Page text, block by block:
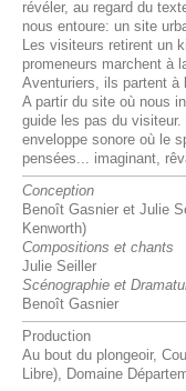
révéler, au regard du
nous entoure: un site
Les visiteurs retirent un
promeneurs marchent à
Aventuriers, ils partent à
A partir du site où nous
guide les pas du
enveloppe sonore où le
pensées... imaginant,
Conception
Benoît Gasnier et Julie
Kenworth)
Compositions et chants
Julie Seiller
Scénographie et
Benoît Gasnier
Production
Au bout du plongeoir,
Libre), Domaine